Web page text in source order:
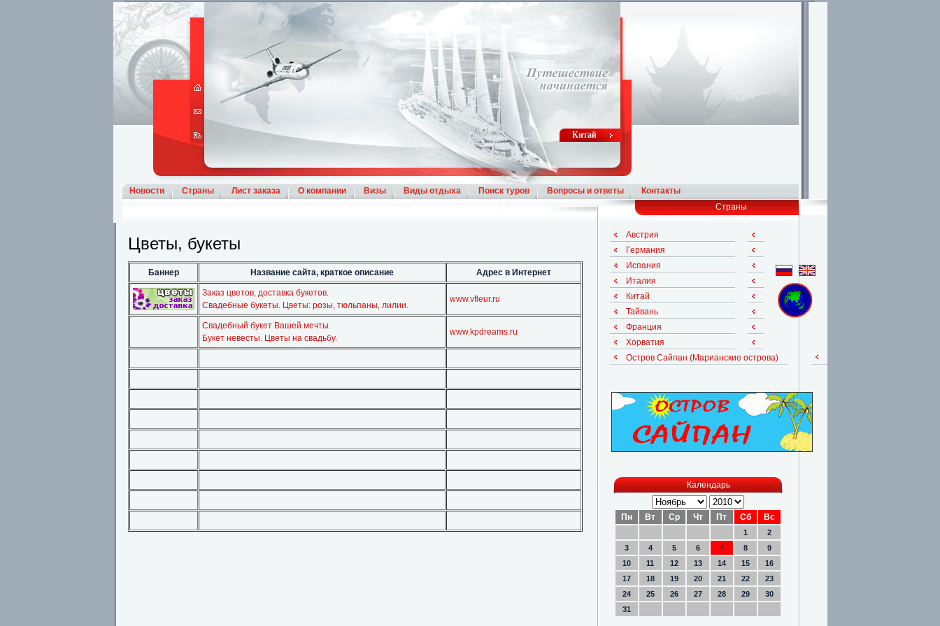
Китай
Новости Страны Лист заказа О компании Визы Виды отдыха Поиск туров Вопросы и ответы Контакты
Цветы, букеты
Баннер Название сайта, краткое описание Адрес в Интернет
Заказ цветов, доставка букетов.
Свадебные букеты. Цветы: розы, тюльпаны, лилии.
www.vfleur.ru
Свадебный букет Вашей мечты.
Букет невесты. Цветы на свадьбу.
www.kpdreams.ru
Страны
Австрия
Германия
Испания
Италия
Китай
Тайвань
Франция
Хорватия
Остров Сайпан (Марианские острова)
Календарь
Пн Вт Ср Чт Пт Сб Вс
1
2
3
4 5 6 7 8
9
10
11 12 13 14 15
16
17
18 19 20 21 22
23
24
25 26 27 28 29
30
31